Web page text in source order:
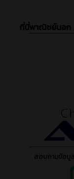
ที่นี่พาณิชย์นอก
สอบถามข้อมู